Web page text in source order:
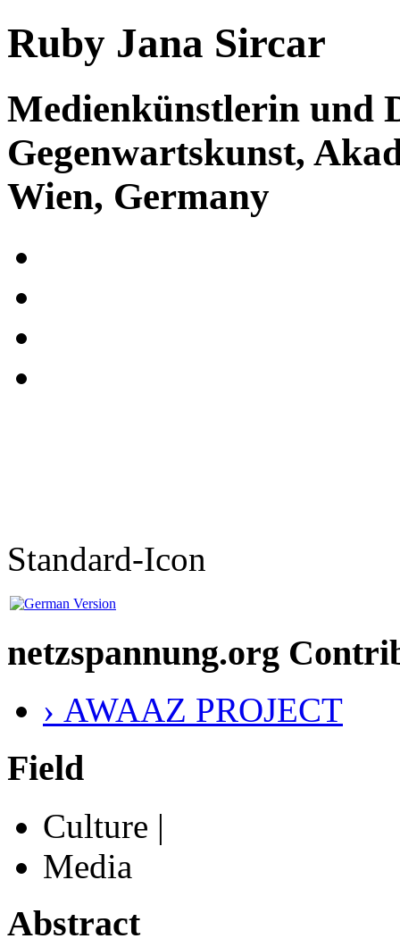
Ruby Jana Sircar
Medienkünstlerin und
Gegenwartskunst,
Wien, Germany
Standard-Icon
netzspannung.org
› AWAAZ PROJECT
Field
Culture |
Media
Abstract